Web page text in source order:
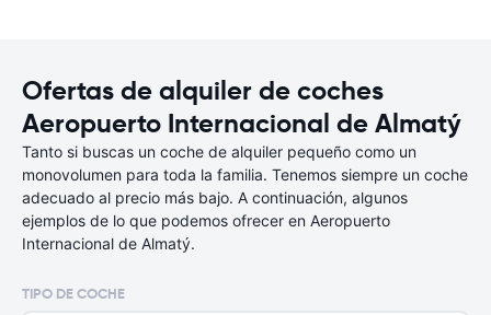
Ofertas de alquiler de coches
Aeropuerto Internacional de Almatý
Tanto si buscas un coche de alquiler pequeño como un
monovolumen para toda la familia. Tenemos siempre un coche
adecuado al precio más bajo. A continuación, algunos
ejemplos de lo que podemos ofrecer en Aeropuerto
Internacional de Almatý.
TIPO DE COCHE